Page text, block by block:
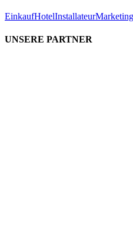
EinkaufHotelInstallateurMarketing
UNSERE PARTNER